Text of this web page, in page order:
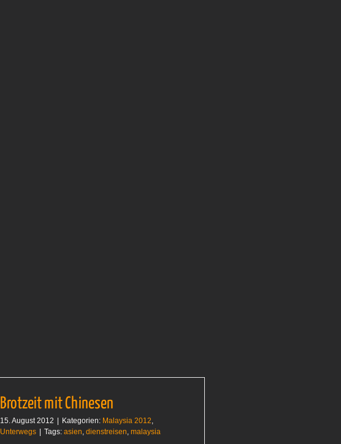
Brotzeit mit Chinesen
15. August 2012 | Kategorien: Malaysia 2012,
Unterwegs | Tags: asien, dienstreisen, malaysia